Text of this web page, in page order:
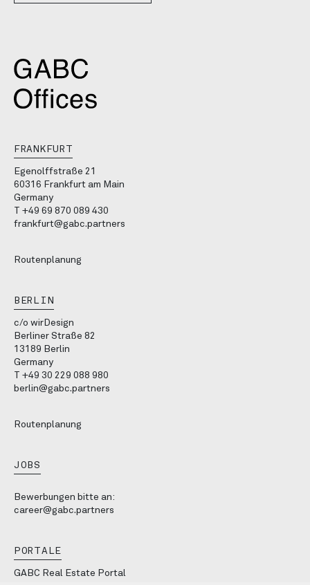
FRANKFURT
Egenolffstraße 21
60316 Frankfurt am Main
Germany
+49 69 870 089 430
frankfurt@gabc.partners
Routenplanung
BERLIN
c/o wirDesign
Berliner Straße 82
13189 Berlin
Germany
+49 30 229 088 980
berlin@gabc.partners
Routenplanung
JOBS
Bewerbungen bitte an:
career@gabc.partners
PORTALE
GABC Real Estate Portal